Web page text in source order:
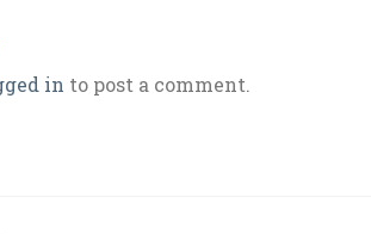
in to post a comment.